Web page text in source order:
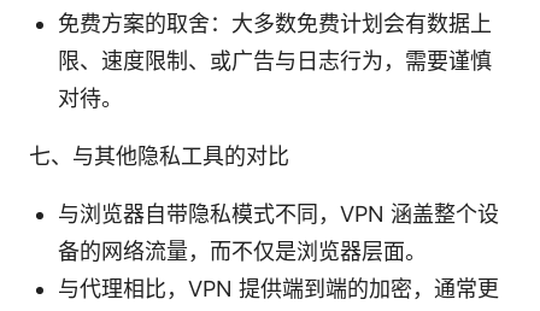
免费方案的取舍：大多数免费计划会有数据上
限、速度限制、或广告与日志行为，需要谨慎
对待。
七、与其他隐私工具的对比
与浏览器自带隐私模式不同，VPN 涵盖整个设
备的网络流量，而不仅是浏览器层面。
与代理相比，VPN 提供端到端的加密，通常更